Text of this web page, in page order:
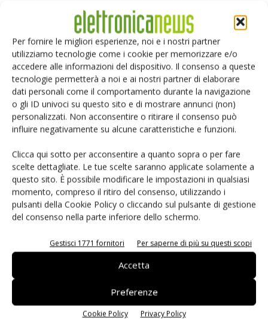
Per fornire le migliori esperienze, noi e i nostri partner
utilizziamo tecnologie come i cookie per memorizzare e/o
accedere alle informazioni del dispositivo. Il consenso a queste
tecnologie permetterà a noi e ai nostri partner di elaborare
dati personali come il comportamento durante la navigazione
o gli ID univoci su questo sito e di mostrare annunci (non)
personalizzati. Non acconsentire o ritirare il consenso può
influire negativamente su alcune caratteristiche e funzioni.
Clicca qui sotto per acconsentire a quanto sopra o per fare
scelte dettagliate. Le tue scelte saranno applicate solamente a
questo sito. È possibile modificare le impostazioni in qualsiasi
momento, compreso il ritiro del consenso, utilizzando i
pulsanti della Cookie Policy o cliccando sul pulsante di gestione
del consenso nella parte inferiore dello schermo.
Gestisci 1771 fornitori Per saperne di più su questi scopi
Accetta
Preferenze
Cookie Policy Privacy Policy
intervalli di sospensione. Nella modalità di sospensione,
molti dei circuiti interni sono disinseriti eccetto quelli
cruciali, necessari per una risposta veloce, riducendo
ulteriormente la corrente di riposo. Quando la tensione di
uscita si riduce sufficientemente, il segnale di sospensione
va a livello basso e il controller ritorna al normale
funzionamento in modalità di burst portando allo stato On il
Mosfet esterno superiore. Alternativamente, vi sono casi in
cui l’utente desidera il funzionamento in modalità di
conduzione continua o a salto di impulsi a frequenza
costante a basse correnti di carico. Entrambe queste
modalità sono configurabili agevolmente ma presentano
corrente di riposo maggiore e ripple di uscita picco-picco
inferiore. Inoltre, durante il funzionamento in conduzione
continua o sincronizzato con una sorgente di clock esterna,
la corrente dell’induttore può invertirsi a carichi leggeri o a
transitori di notevole intensità. Il funzionamento in
conduzione continua ha il vantaggio di un ripple di tensione
in uscita inferiore ma comporta una corrente di riposo
maggiore.